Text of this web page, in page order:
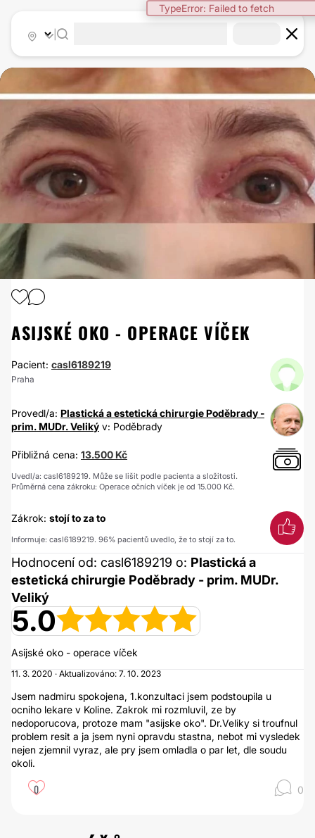
TypeError: Failed to fetch
ASIJSKÉ OKO - OPERACE VÍČEK
Pacient: casl6189219
Praha
Provedl/a: Plastická a estetická chirurgie Poděbrady -
prim. MUDr. Veliký v: Poděbrady
Přibližná cena: 13.500 Kč
Uvedl/a: casl6189219. Může se lišit podle pacienta a složitosti.
Průměrná cena zákroku: Operace očních víček je od 15.000 Kč.
Zákrok: stojí to za to
Informuje: casl6189219. 96% pacientů uvedlo, že to stojí za to.
Hodnocení od: casl6189219 o: Plastická a
estetická chirurgie Poděbrady - prim. MUDr.
Veliký
5.0
Asijské oko - operace víček
11. 3. 2020 · Aktualizováno: 7. 10. 2023
Jsem nadmiru spokojena, 1.konzultaci jsem podstoupila u
ocniho lekare v Koline. Zakrok mi rozmluvil, ze by
nedoporucova, protoze mam "asijske oko". Dr.Veliky si troufnul
problem resit a ja jsem nyni opravdu stastna, nebot mi vysledek
nejen zjemnil vyraz, ale pry jsem omladla o par let, dle soudu
okoli.
0 0